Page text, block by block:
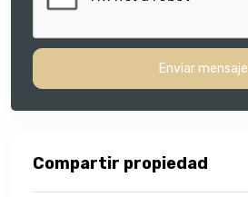
Enviar mensaje
Compartir propiedad